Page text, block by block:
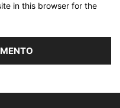
in this browser for the